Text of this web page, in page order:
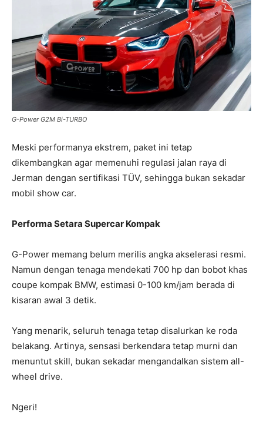
G-Power G2M Bi-TURBO
Meski performanya ekstrem, paket ini tetap
dikembangkan agar memenuhi regulasi jalan raya di
Jerman dengan sertifikasi TÜV, sehingga bukan sekadar
mobil show car.
Performa Setara Supercar Kompak
G-Power memang belum merilis angka akselerasi resmi.
Namun dengan tenaga mendekati 700 hp dan bobot khas
coupe kompak BMW, estimasi 0-100 km/jam berada di
kisaran awal 3 detik.
Yang menarik, seluruh tenaga tetap disalurkan ke roda
belakang. Artinya, sensasi berkendara tetap murni dan
menuntut skill, bukan sekadar mengandalkan sistem all-
wheel drive.
Ngeri!